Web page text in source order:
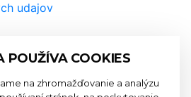
udajov
odber
nenechajte si újsť
POUŽÍVA COOKIES
na zhromažďovanie a analýzu